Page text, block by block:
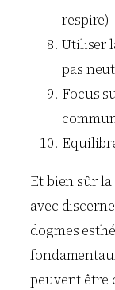
respire)
Utiliser
pas
Focus
Et bien sûr la
avec
dogmes
peuvent être